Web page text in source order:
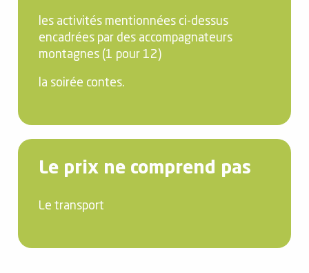
les activités mentionnées ci-dessus
encadrées par des accompagnateurs
montagnes (1 pour 12)
la soirée contes.
Le prix ne comprend pas
Le transport